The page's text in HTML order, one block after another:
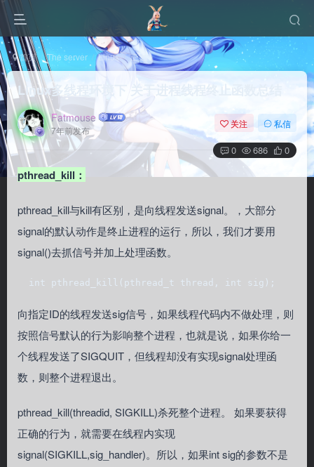
首页 The server Linux 正文
Linux多线程环境下 关于进程线程终止函数总结
Fatmouse
7年前发布
关注 私信
0 686 0
pthread_kill：
pthread_kill与kill有区别，是向线程发送signal。，大部分
signal的默认动作是终止进程的运行，所以，我们才要用
signal()去抓信号并加上处理函数。
  int pthread_kill(pthread_t thread, int sig);
向指定ID的线程发送sig信号，如果线程代码内不做处理，则
按照信号默认的行为影响整个进程，也就是说，如果你给一
个线程发送了SIGQUIT，但线程却没有实现signal处理函
数，则整个进程退出。
pthread_kill(threadid, SIGKILL)杀死整个进程。 如果要获得
正确的行为，就需要在线程内实现
signal(SIGKILL,sig_handler)。所以，如果int sig的参数不是